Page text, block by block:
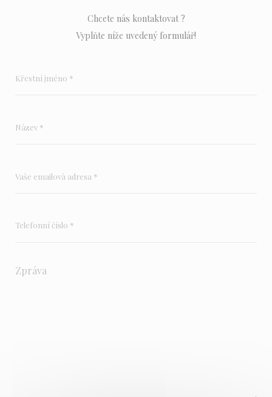
Chcete nás kontaktovat ?
Vyplňte níže uvedený formulář!